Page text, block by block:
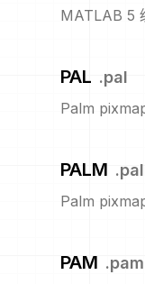
MATLAB 5
PAL .pal
Palm
PALM .
Palm
PAM .pam